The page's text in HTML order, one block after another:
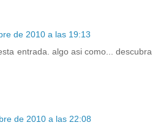
de 2010 a las 19:13
entrada. algo asi como... descubra
de 2010 a las 22:08